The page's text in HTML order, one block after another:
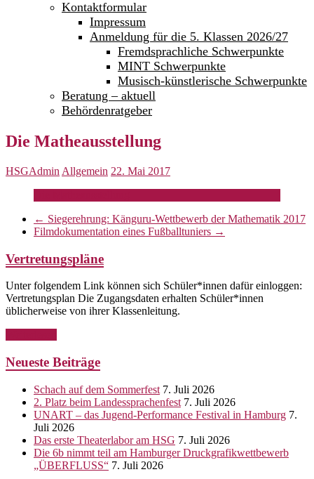
Kontaktformular
Impressum
Anmeldung für die 5. Klassen 2026/27
Fremdsprachliche Schwerpunkte
MINT Schwerpunkte
Musisch-künstlerische Schwerpunkte
Beratung – aktuell
Behördenratgeber
Die Matheausstellung
HSGAdmin Allgemein 22. Mai 2017
← Siegerehrung: Känguru-Wettbewerb der Mathematik 2017
Filmdokumentation eines Fußballtuniers →
Vertretungspläne
Unter folgendem Link können sich Schüler*innen dafür einloggen:
Vertretungsplan Die Zugangsdaten erhalten Schüler*innen
üblicherweise von ihrer Klassenleitung.
Neueste Beiträge
Schach auf dem Sommerfest 7. Juli 2026
2. Platz beim Landessprachenfest 7. Juli 2026
UNART – das Jugend-Performance Festival in Hamburg 7.
Juli 2026
Das erste Theaterlabor am HSG 7. Juli 2026
Die 6b nimmt teil am Hamburger Druckgrafikwettbewerb
„ÜBERFLUSS“ 7. Juli 2026